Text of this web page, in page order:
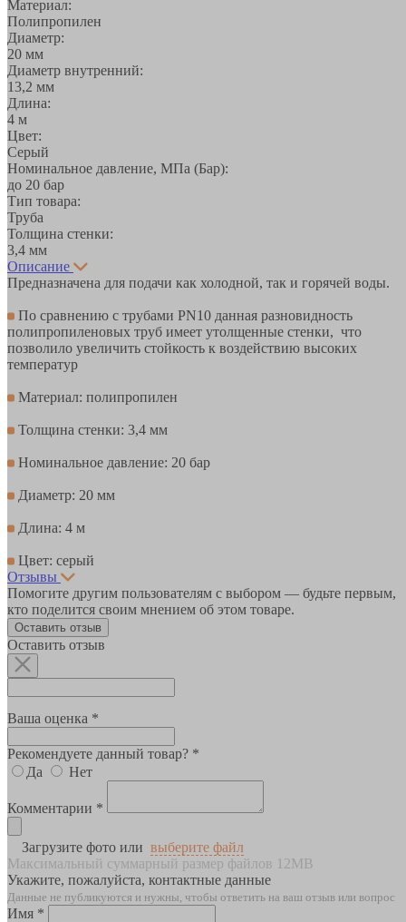
Материал:
Полипропилен
Диаметр:
20 мм
Диаметр внутренний:
13,2 мм
Длина:
4 м
Цвет:
Серый
Номинальное давление, МПа (Бар):
до 20 бар
Тип товара:
Труба
Толщина стенки:
3,4 мм
Описание
Предназначена для подачи как холодной, так и горячей воды.
По сравнению с трубами PN10 данная разновидность
полипропиленовых труб имеет утолщенные стенки, что
позволило увеличить стойкость к воздействию высоких
температур
Материал: полипропилен
Толщина стенки: 3,4 мм
Номинальное давление: 20 бар
Диаметр: 20 мм
Длина: 4 м
Цвет: серый
Отзывы
Помогите другим пользователям с выбором — будьте первым,
кто поделится своим мнением об этом товаре.
Оставить отзыв
Оставить отзыв
Ваша оценка *
Рекомендуете данный товар? *
Да
Нет
Комментарии *
Загрузите фото или выберите файл
Максимальный суммарный размер файлов 12MB
Укажите, пожалуйста, контактные данные
Данные не публикуются и нужны, чтобы ответить на ваш отзыв или вопрос
Имя *